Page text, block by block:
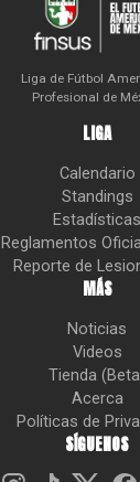
Liga de Fútbol
Profesional de
LIGA
Calendario
Standings
Estadísticas
Reglamentos
Reporte de
MÁS
Noticias
Videos
Tienda
Acerca
Políticas de
SÍGUENOS